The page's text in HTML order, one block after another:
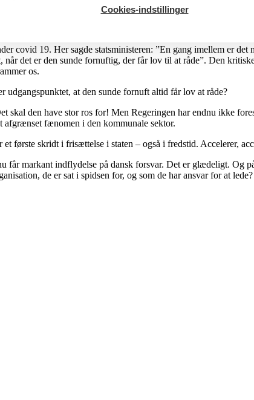
Cookies-indstillinger
Mission Command, som er NATOs overordnede
covid 19. Her sagde statsministeren: ”En gang imellem er
det er den sunde fornuftig, der får lov til at råde”. Den
os.
at den sunde fornuft altid får lov at råde?
den have stor ros for! Men Regeringen har endnu ikke
fænomen i den kommunale sektor.
første skridt i frisættelse i staten – også i fredstid. Accelerer,
får markant indflydelse på dansk forsvar. Det er glædeligt. Og
de er sat i spidsen for, og som de har ansvar for at lede?